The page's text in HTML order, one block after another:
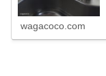
wagacoco.com